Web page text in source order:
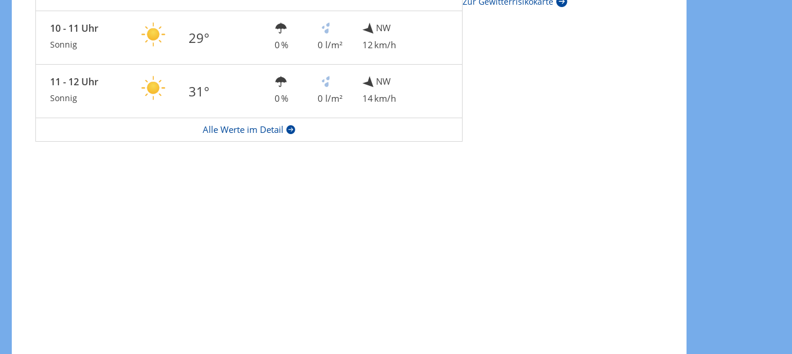
10 - 11 Uhr
Sonnig 29° 0 % 0 l/m²
NW
12 km/h
11 - 12 Uhr
Sonnig 31° 0 % 0 l/m²
NW
14 km/h
Alle Werte im Detail